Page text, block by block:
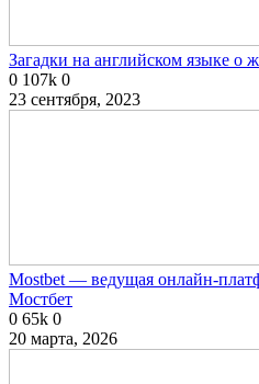
Загадки на английском языке о
0 107k 0
23 сентября, 2023
Mostbet — ведущая онлайн-
Мостбет
0 65k 0
20 марта, 2026